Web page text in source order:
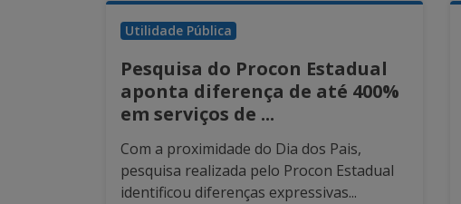
Utilidade Pública
Pesquisa do Procon Estadual
aponta diferença de até 400%
em serviços de ...
Com a proximidade do Dia dos Pais,
pesquisa realizada pelo Procon Estadual
identificou diferenças expressivas...